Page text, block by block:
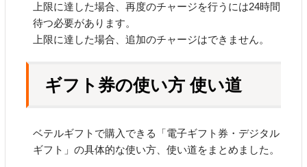
上限に達した場合、再度のチャージを行うには24時間
待つ必要があります。
上限に達した場合、追加のチャージはできません。
ギフト券の使い方 使い道
ベテルギフトで購入できる「電子ギフト券・デジタル
ギフト」の具体的な使い方、使い道をまとめました。